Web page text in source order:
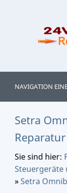
NAVIGATION
Setra
Reparatur
Sie sind hier:
Steuergeräte
»Setra